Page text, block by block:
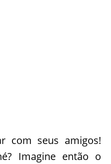
com seus amigos!
Imagine então o